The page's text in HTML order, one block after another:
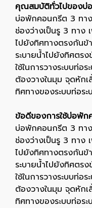
คุณสมบัติทั่วไปของบ่
บ่อพักคอนกรีต 3 ทา
ช่องว่างเป็นรู 3 ทาง
ไปยังทิศทางตรงกันข้
ระบายน้ำไปยังทิศตร
ใช้ในการวางระบบท่อ
ต้องวางในมุม จุดหักเ
ทิศทางของระบบท่อระ
ข้อดีของการใช้บ่อพั
บ่อพักคอนกรีต 3 ทา
ช่องว่างเป็นรู 3 ทาง
ไปยังทิศทางตรงกันข้
ระบายน้ำไปยังทิศตร
ใช้ในการวางระบบท่อ
ต้องวางในมุม จุดหักเ
ทิศทางของระบบท่อระ